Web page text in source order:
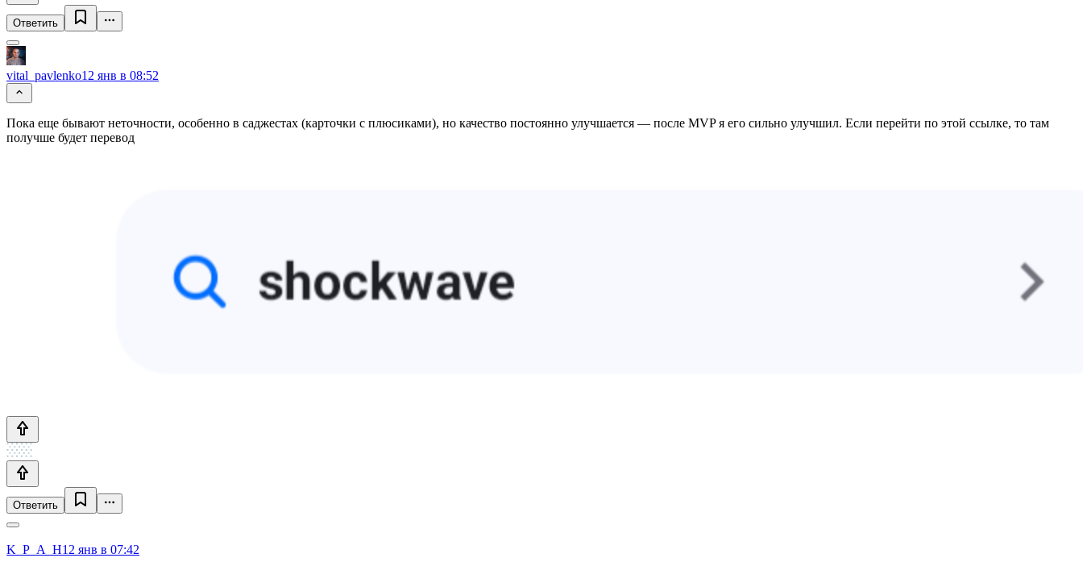
Ответить
vital_pavlenko12 янв в 08:52
Пока еще бывают неточности, особенно в саджестах (карточки с плюсиками), но качество постоянно улучшается — после MVP я его сильно улучшил. Если перейти по этой ссылке, то там
получше будет перевод
Ответить
K_P_A_H12 янв в 07:42